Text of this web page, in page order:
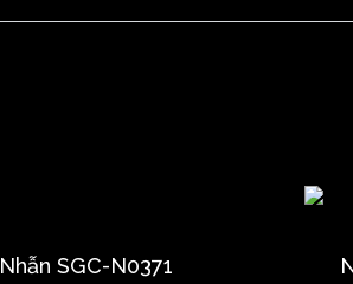
Nhẫn SGC-N0371